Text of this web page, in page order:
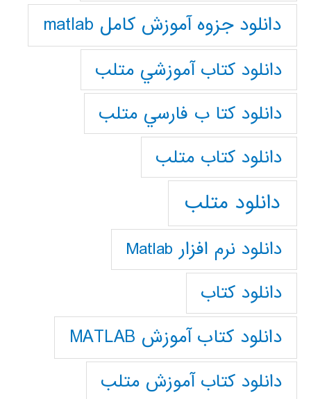
دانلود جزوه آموزش کامل matlab
دانلود كتاب آموزشي متلب
دانلود كتا ب فارسي متلب
دانلود كتاب متلب
دانلود متلب
دانلود نرم افزار Matlab
دانلود کتاب
دانلود کتاب آموزش MATLAB
دانلود کتاب آموزش متلب